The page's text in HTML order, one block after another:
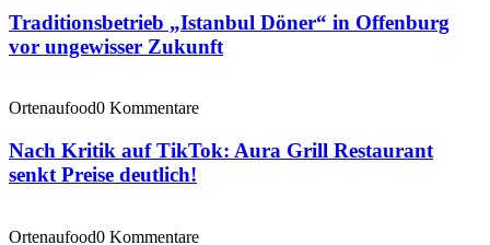
Traditionsbetrieb „Istanbul Döner“ in Offenburg
vor ungewisser Zukunft
Ortenaufood0 Kommentare
Nach Kritik auf TikTok: Aura Grill Restaurant
senkt Preise deutlich!
Ortenaufood0 Kommentare